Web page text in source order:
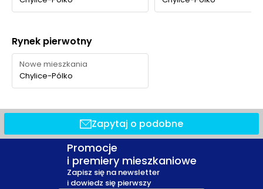
Rynek pierwotny
Nowe mieszkania
Chylice-Pólko
Zapytaj o podobne
Promocje
i premiery mieszkaniowe
Zapisz się na newsletter
i dowiedz się pierwszy